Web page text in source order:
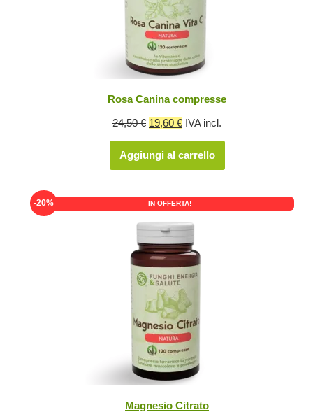
Rosa Canina compresse
24,50€ Il
prezzo
originale
24,50 €.
19,60 €Il
prezzo
attuale
19,60 €.
IVA incl.
Aggiungi al carrello
IN OFFERTA!
-20%
Magnesio Citrato